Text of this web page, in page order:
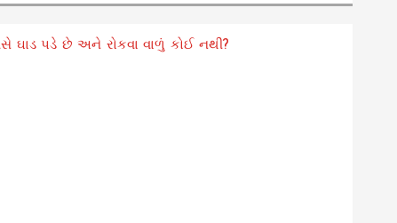
ઘાડ પડે છે અને રોકવા વાળું કોઈ નથી?